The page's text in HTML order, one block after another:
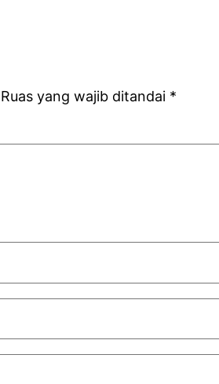
Ruas yang wajib ditandai *